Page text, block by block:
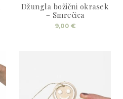
Džungla božični okrasek
– Smrečica
9,00 €